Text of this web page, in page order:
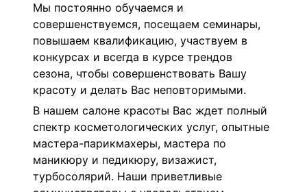
Мы постоянно обучаемся и
совершенствуемся, посещаем семинары,
повышаем квалификацию, участвуем в
конкурсах и всегда в курсе трендов
сезона, чтобы совершенствовать Вашу
красоту и делать Вас неповторимыми.
В нашем салоне красоты Вас ждет полный
спектр косметологических услуг, опытные
мастера-парикмахеры, мастера по
маникюру и педикюру, визажист,
турбосолярий. Наши приветливые